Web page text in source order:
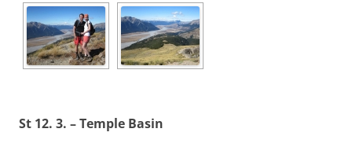
St 12. 3. – Temple Basin